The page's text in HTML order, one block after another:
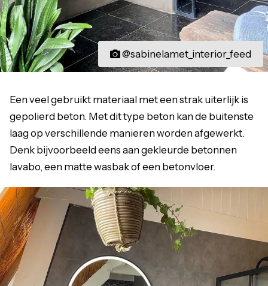
@sabinelamet_interior_feed
Een veel gebruikt materiaal met een strak uiterlijk is
gepolierd beton. Met dit type beton kan de buitenste
laag op verschillende manieren worden afgewerkt.
Denk bijvoorbeeld eens aan gekleurde betonnen
lavabo, een matte wasbak of een betonvloer.